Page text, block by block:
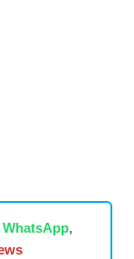
WhatsApp,